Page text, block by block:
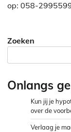
op: 058-
Zoeken
Onlangs
Kun jij je
over de
Verlaag je